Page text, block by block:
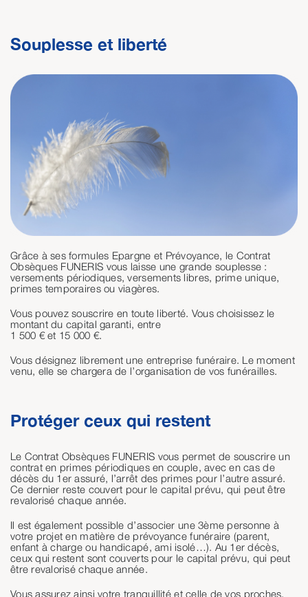
Souplesse et liberté
Grâce à ses formules Epargne et Prévoyance, le Contrat
Obsèques FUNERIS vous laisse une grande souplesse :
versements périodiques, versements libres, prime unique,
primes temporaires ou viagères.
Vous pouvez souscrire en toute liberté. Vous choisissez le
montant du capital garanti, entre
1 500 € et 15 000 €.
Vous désignez librement une entreprise funéraire. Le moment
venu, elle se chargera de l’organisation de vos funérailles.
Protéger ceux qui restent
Le Contrat Obsèques FUNERIS vous permet de souscrire un
contrat en primes périodiques en couple, avec en cas de
décès du 1er assuré, l’arrêt des primes pour l’autre assuré.
Ce dernier reste couvert pour le capital prévu, qui peut être
revalorisé chaque année.
Il est également possible d’associer une 3ème personne à
votre projet en matière de prévoyance funéraire (parent,
enfant à charge ou handicapé, ami isolé…). Au 1er décès,
ceux qui restent sont couverts pour le capital prévu, qui peut
être revalorisé chaque année.
Vous assurez ainsi votre tranquillité et celle de vos proches.